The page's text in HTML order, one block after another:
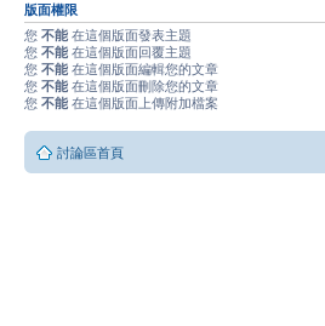
版面權限
您 不能 在這個版面發表主題
您 不能 在這個版面回覆主題
您 不能 在這個版面編輯您的文章
您 不能 在這個版面刪除您的文章
您 不能 在這個版面上傳附加檔案
討論區首頁